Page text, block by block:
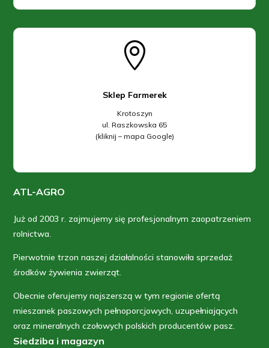

Sklep Farmerek
Krotoszyn
ul. Raszkowska 65
(kliknij – mapa Google)
ATL-AGRO
Już od 2003 r. zajmujemy się profesjonalnym zaopatrzeniem
rolnictwa.
Pierwotnie trzon naszej działalności stanowiła sprzedaż
środków żywienia zwierząt.
Obecnie oferujemy najszerszą w tym regionie ofertą
mieszanek paszowych pełnoporcjowych, uzupełniających
oraz mineralnych czołowych polskich producentów pasz.
Siedziba i magazyn